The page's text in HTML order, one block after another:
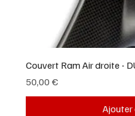
Couvert Ram Air droite -
Prix
50,00 €
Ajouter